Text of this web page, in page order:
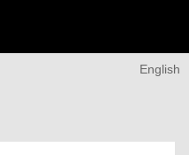
English